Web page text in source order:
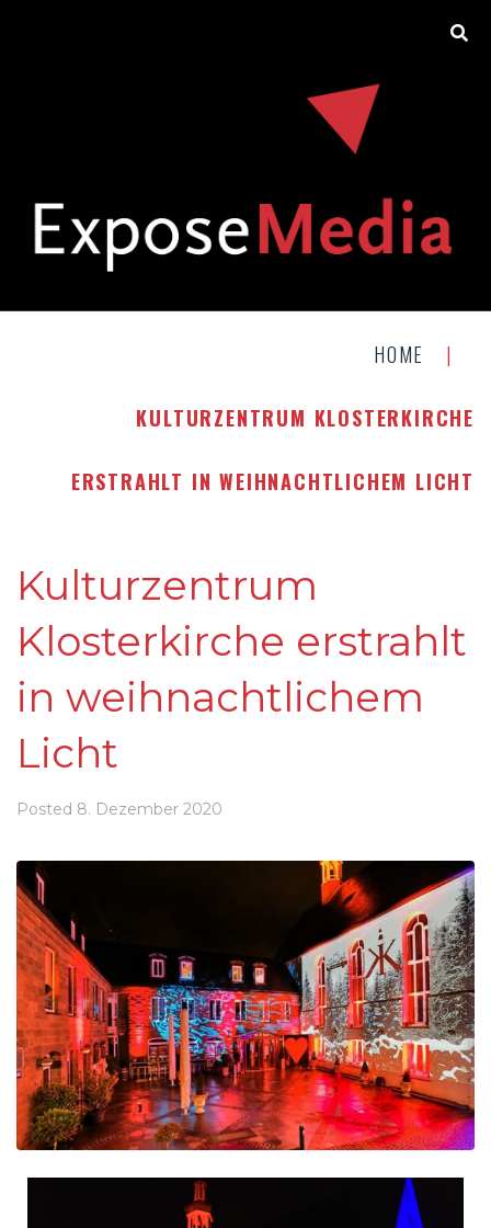
HOME |
KULTURZENTRUM KLOSTERKIRCHE
ERSTRAHLT IN WEIHNACHTLICHEM LICHT
Kulturzentrum
Klosterkirche erstrahlt
in weihnachtlichem
Licht
Posted 8. Dezember 2020